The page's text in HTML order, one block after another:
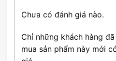
Thông Số Ổ
Chưa có đánh giá nào.
Chỉ những khách hàng
mua sản phẩm này mới